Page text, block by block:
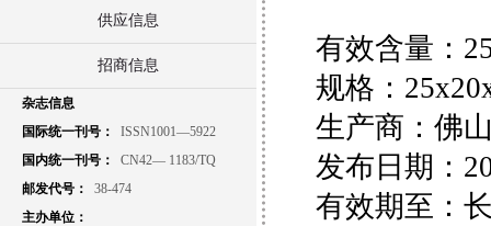
供应信息
招商信息
杂志信息
国际统一刊号：
ISSN1001—5922
国内统一刊号：
CN42— 1183/TQ
邮发代号：
38-474
主办单位：
有效含量：
规格：
生产商：佛
发布日期：
有效期至：